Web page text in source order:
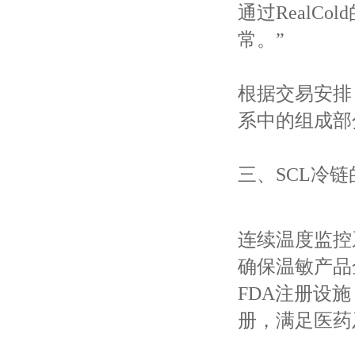
通过
常。”
根据交易安
系中的组成
三、SCL冷
连续温度监
确保温敏产
FDA注册设
册，满足医